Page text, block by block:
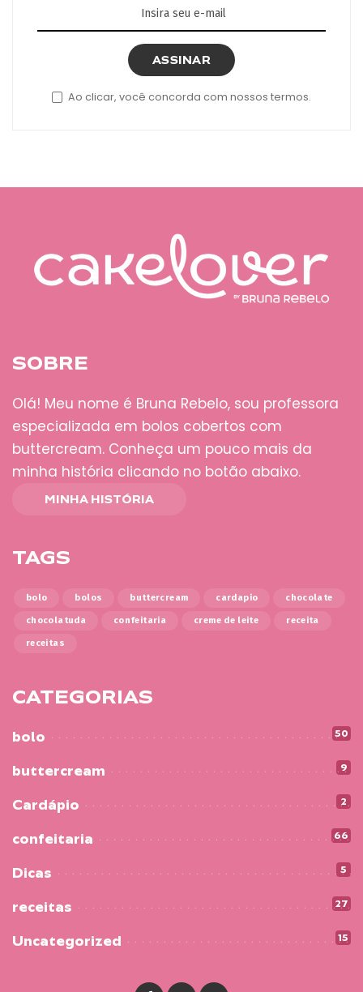
ASSINAR
Ao clicar, você concorda com nossos termos.
SOBRE
Olá! Meu nome é Bruna Rebelo, sou professora
especializada em bolos cobertos com
buttercream. Conheça um pouco mais da
minha história clicando no botão abaixo.
MINHA HISTÓRIA
TAGS
bolo bolos buttercream cardapio chocolate
chocolatuda confeitaria creme de leite receita
receitas
CATEGORIAS
bolo 50
buttercream 9
Cardápio 2
confeitaria 66
Dicas 5
receitas 27
Uncategorized 15